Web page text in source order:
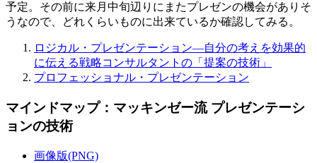
予定。その前に来月中旬辺りにまたプレゼンの機会がありそ
うなので、どれくらいものに出来ているか確認してみる。
ロジカル・プレゼンテーション―自分の考えを効果的
に伝える戦略コンサルタントの「提案の技術」
プロフェッショナル・プレゼンテーション
マインドマップ：マッキンゼー流 プレゼンテーシ
ョンの技術
画像版(PNG)